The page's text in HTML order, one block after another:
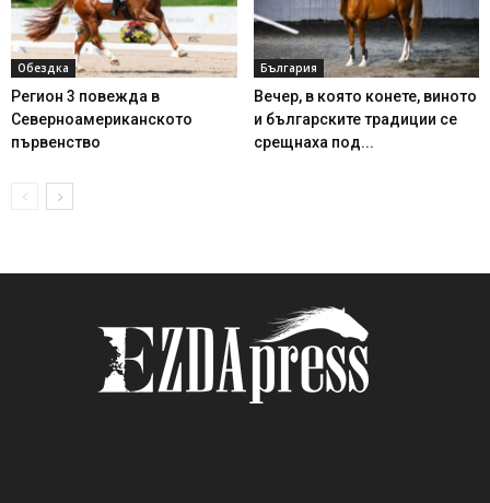
Обездка
Регион 3 повежда в
Северноамериканското
първенство
България
Вечер, в която конете, виното
и българските традиции се
срещнаха под...